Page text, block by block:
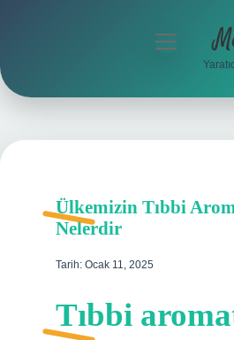
Hakkımızda
menüyü
Ülkemizin Tıbbi
Nelerdir
Tarih: Ocak 11, 2025
Tıbbi